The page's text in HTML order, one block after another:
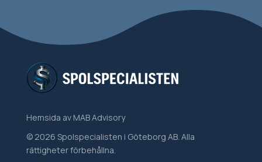
Hemsida av MAB Advisory
© 2026 Spolspecialisten i Göteborg AB. Alla
rättigheter förbehållna.